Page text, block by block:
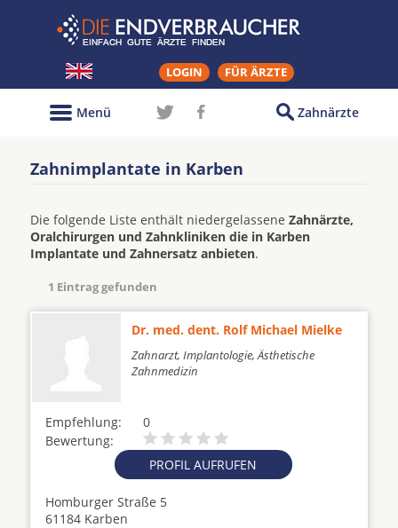
LOGIN FÜR ÄRZTE
Zahnärzte
Menü
Zahnimplantate in Karben
Die folgende Liste enthält niedergelassene Zahnärzte,
Oralchirurgen und Zahnkliniken die in Karben
Implantate und Zahnersatz anbieten.
1 Eintrag gefunden
Dr. med. dent. Rolf Michael Mielke
Zahnarzt, Implantologie, Ästhetische
Zahnmedizin
Empfehlung:
0
Bewertung:
PROFIL AUFRUFEN
Homburger Straße 5
61184 Karben